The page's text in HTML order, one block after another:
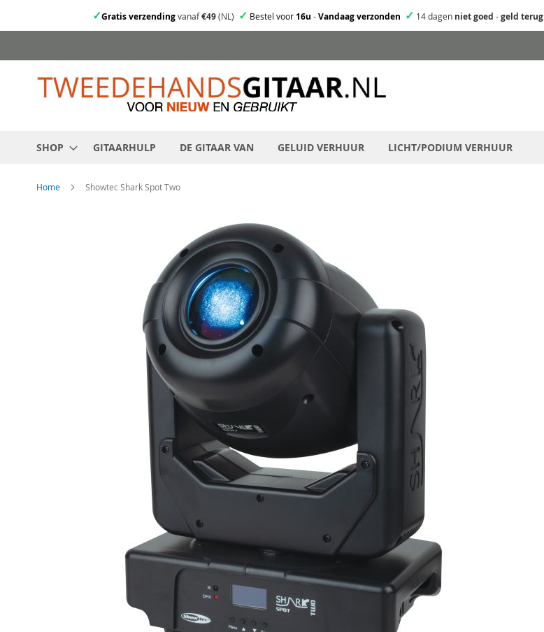
✓Gratis verzendingvanaf€49(NL) ✓ Bestel voor16u -Vandaag verzonden ✓ 14 dagen niet goed -geld terug
direct
naar
de
SHOP GITAARHULP DE GITAAR VAN GELUID VERHUUR LICHT/PODIUM VERHUUR
Home Showtec Shark Spot Two